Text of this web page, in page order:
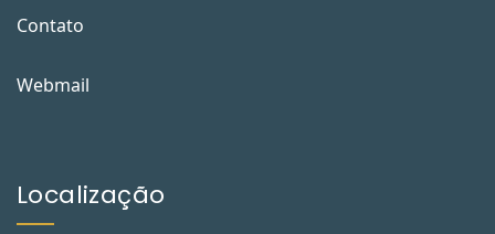
Contato
Webmail
Localização